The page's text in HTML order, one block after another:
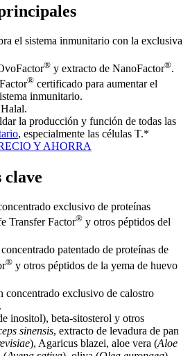
el sistema inmunitario con la exclusiva
® y extracto de NanoFactor®.
® certificado para aumentar el
inmunitario.
la producción y función de todas las
, especialmente las células T.*
Y AHORRA
clave
exclusivo de proteínas
Transfer Factor® y otros péptidos del
patentado de proteínas de
® y otros péptidos de la yema de huevo
exclusivo de calostro
inositol), beta-sitosterol y otros
sinensis, extracto de levadura de pan
), Agaricus blazei, aloe vera (Aloe